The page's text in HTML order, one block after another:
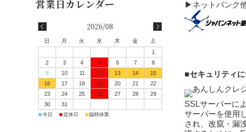
▶ネットバンク
■セキュリティ
SSLサーバーに
サーバーを使用
され、改竄・漏
2026/08
日 月 火 水 木 金
土
1
2
3 4 5 6 7
8
9
10 11 12 13 14
15
16
17 18 19 20 21
22
23
24 25 26 27 28
29
30
31
■今日 ■定休日 ■臨時休業